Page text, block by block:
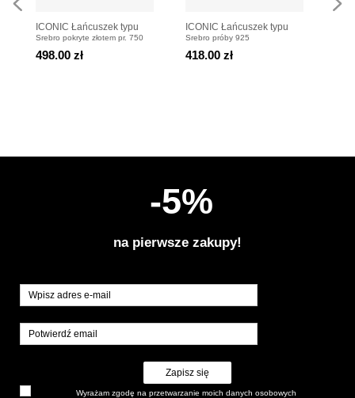
ICONIC Łańcuszek typu
choker pozłacany
Srebro pokryte złotem pr. 750
498.00 zł
ICONIC Łańcuszek typu
choker srebrny
Srebro próby 925
418.00 zł
-5%
na pierwsze zakupy!
Zapisz się
Wyrażam zgodę na przetwarzanie moich danych osobowych